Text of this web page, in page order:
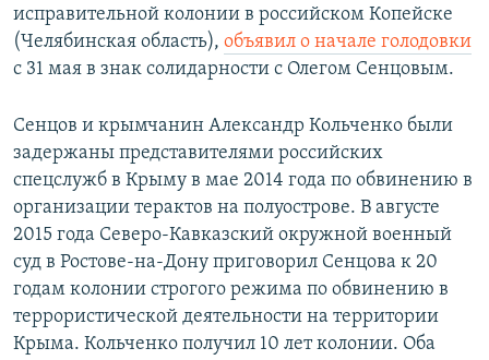
исправительной колонии в российском Копейске
(Челябинская область), объявил о начале голодовки
с 31 мая в знак солидарности с Олегом Сенцовым.
Сенцов и крымчанин Александр Кольченко были
задержаны представителями российских
спецслужб в Крыму в мае 2014 года по обвинению в
организации терактов на полуострове. В августе
2015 года Северо-Кавказский окружной военный
суд в Ростове-на-Дону приговорил Сенцова к 20
годам колонии строгого режима по обвинению в
террористической деятельности на территории
Крыма. Кольченко получил 10 лет колонии. Оба